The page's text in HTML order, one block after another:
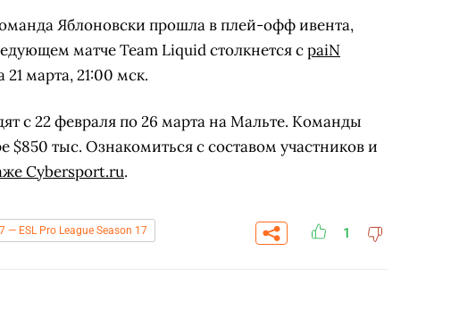
Яблоновски прошла в плей-офф ивента,
матче Team Liquid столкнется сpaiN
марта, 21:00 мск.
с 22 февраля по 26 марта на Мальте. Команды
тыс. Ознакомиться с составом участников и
Cybersport.ru.
— ESL Pro League Season 17 1
ЗАБРАТЬ
СКАЧАТЬ НА
ANDROID
СКАЧАТЬ НА